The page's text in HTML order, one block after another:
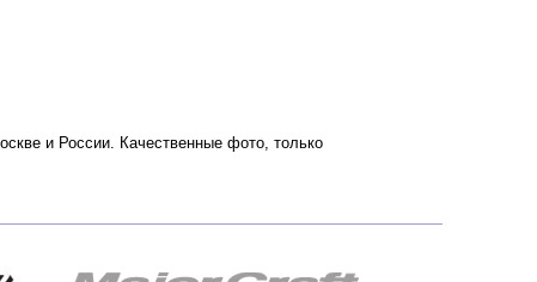
и России. Качественные фото, только